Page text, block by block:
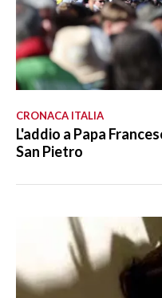
CRONACA ITALIA
L'addio a Papa
San Pietro